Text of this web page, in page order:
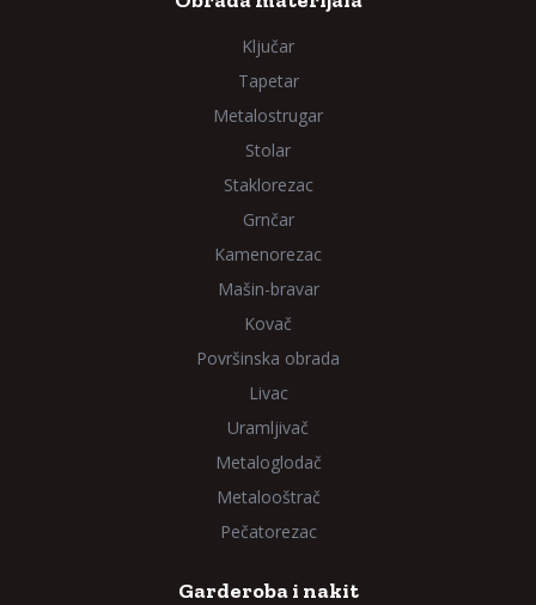
Ključar
Tapetar
Metalostrugar
Stolar
Staklorezac
Grnčar
Kamenorezac
Mašin-bravar
Kovač
Površinska obrada
Livac
Uramljivač
Metaloglodač
Metalooštrač
Pečatorezac
Garderoba i nakit